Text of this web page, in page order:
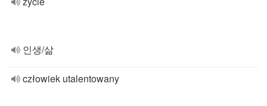
인생/삶
człowiek utalentowany